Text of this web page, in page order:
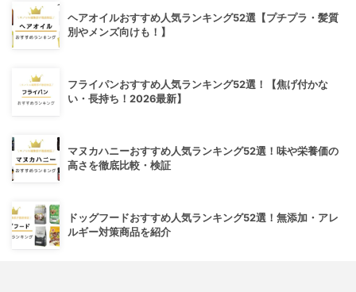
ヘアオイルおすすめ人気ランキング52選【プチプラ・髪質
別やメンズ向けも！】
フライパンおすすめ人気ランキング52選！【焦げ付かな
い・長持ち！2026最新】
マヌカハニーおすすめ人気ランキング52選！味や栄養価の
高さを徹底比較・検証
ドッグフードおすすめ人気ランキング52選！無添加・アレ
ルギー対策商品を紹介